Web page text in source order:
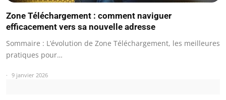
Zone Téléchargement : comment naviguer
efficacement vers sa nouvelle adresse
Sommaire : L’évolution de Zone Téléchargement, les meilleures
pratiques pour…
9 janvier 2026